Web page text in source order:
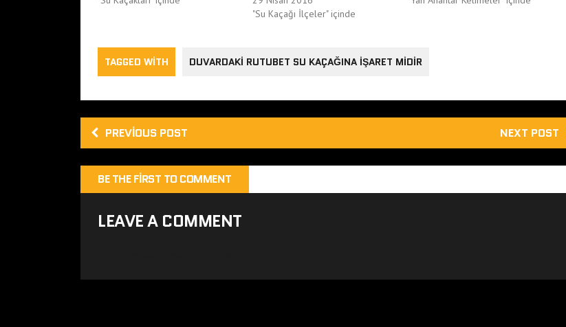
"Su Kaçağı İlçeler" içinde
TAGGED WITH DUVARDAKI RUTUBET SU KAÇAĞINA IŞARET MIDIR
PREVIOUS POST NEXT POST
BE THE FIRST TO COMMENT
LEAVE A COMMENT